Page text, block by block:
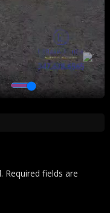
Required fields are